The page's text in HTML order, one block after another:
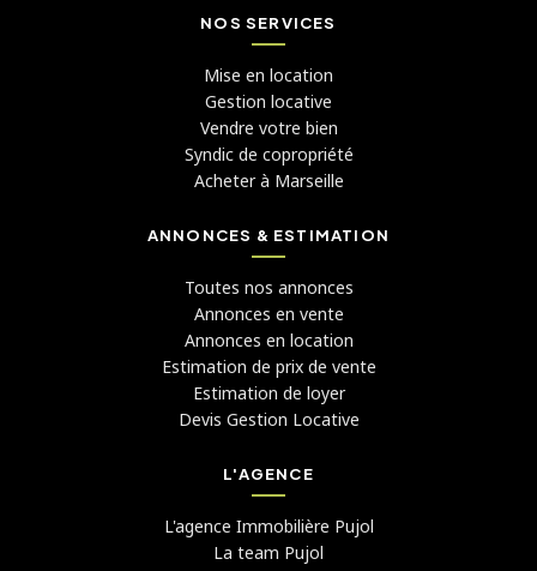
NOS SERVICES
Mise en location
Gestion locative
Vendre votre bien
Syndic de copropriété
Acheter à Marseille
ANNONCES & ESTIMATION
Toutes nos annonces
Annonces en vente
Annonces en location
Estimation de prix de vente
Estimation de loyer
Devis Gestion Locative
L'AGENCE
L'agence Immobilière Pujol
La team Pujol